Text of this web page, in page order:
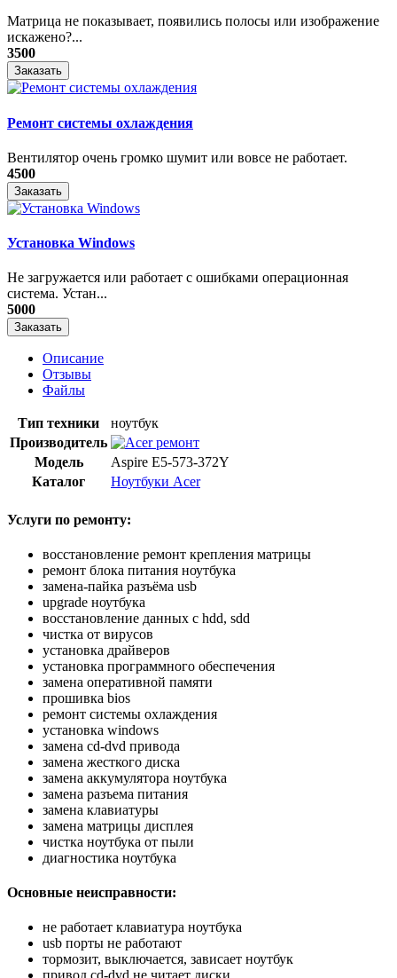
Матрица не показывает, появились полосы или изображение
искажено?...
3500
Заказать
Ремонт системы охлаждения
Вентилятор очень громко шумит или вовсе не работает.
4500
Заказать
Установка Windows
Не загружается или работает с ошибками операционная
система. Устан...
5000
Заказать
Описание
Отзывы
Файлы
Тип техники
ноутбук
Производитель
Модель
Aspire E5-573-372Y
Каталог
Ноутбуки Acer
Услуги по ремонту:
восстановление ремонт крепления матрицы
ремонт блока питания ноутбука
замена-пайка разъёма usb
upgrade ноутбука
восстановление данных с hdd, sdd
чистка от вирусов
установка драйверов
установка программного обеспечения
замена оперативной памяти
прошивка bios
ремонт системы охлаждения
установка windows
замена cd-dvd привода
замена жесткого диска
замена аккумулятора ноутбука
замена разъема питания
замена клавиатуры
замена матрицы дисплея
чистка ноутбука от пыли
диагностика ноутбука
Основные неисправности:
не работает клавиатура ноутбука
usb порты не работают
тормозит, выключается, зависает ноутбук